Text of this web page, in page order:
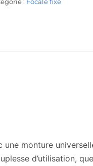
: Focale fixe
monture
d’utilisation,